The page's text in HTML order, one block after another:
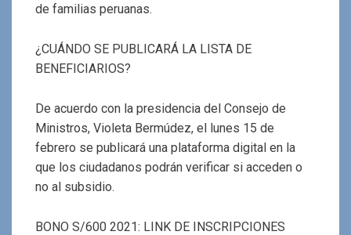
de familias peruanas.
¿CUÁNDO SE PUBLICARÁ LA LISTA DE
BENEFICIARIOS?
De acuerdo con la presidencia del Consejo de
Ministros, Violeta Bermúdez, el lunes 15 de
febrero se publicará una plataforma digital en la
que los ciudadanos podrán verificar si acceden o
no al subsidio.
BONO S/600 2021: LINK DE INSCRIPCIONES